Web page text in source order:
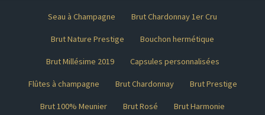
Seau à Champagne Brut Chardonnay 1er Cru
Brut Nature Prestige Bouchon hermétique
Brut Millésime 2019 Capsules personnalisées
Flûtes à champagne Brut Chardonnay Brut Prestige
Brut 100% Meunier Brut Rosé Brut Harmonie